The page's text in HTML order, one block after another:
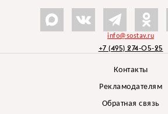
info@sostav.ru
+7 (495) 274-05-25
Контакты
Рекламодателям
Обратная связь